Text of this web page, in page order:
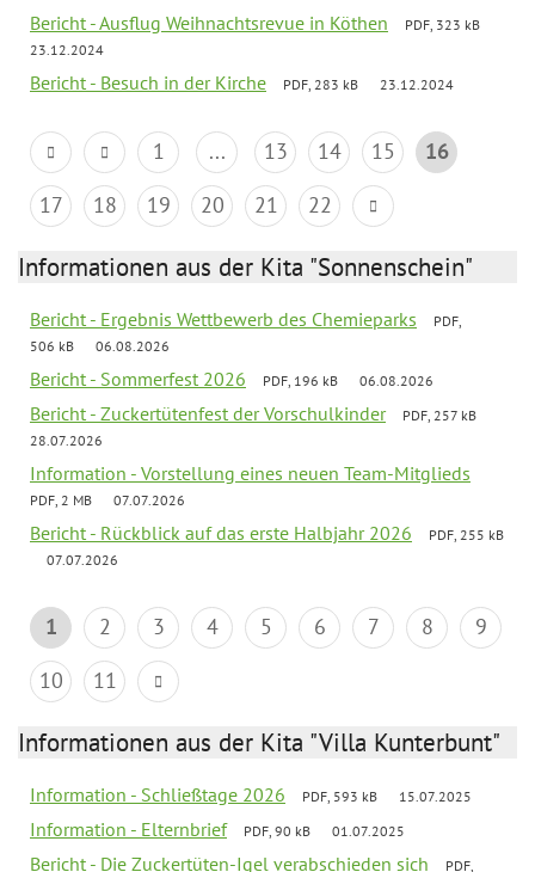
Bericht - Ausflug Weihnachtsrevue in Köthen
PDF, 323 kB
23.12.2024
Bericht - Besuch in der Kirche PDF, 283 kB 23.12.2024
1 ... 13 14 15
16
17
18 19 20 21 22
Informationen aus der Kita "Sonnenschein"
Bericht - Ergebnis Wettbewerb des Chemieparks
PDF,
506 kB
06.08.2026
Bericht - Sommerfest 2026 PDF, 196 kB 06.08.2026
Bericht - Zuckertütenfest der Vorschulkinder
PDF, 257 kB
28.07.2026
Information - Vorstellung eines neuen Team-Mitglieds
PDF, 2 MB 07.07.2026
Bericht - Rückblick auf das erste Halbjahr 2026
PDF, 255 kB
07.07.2026
1 2 3 4 5 6 7 8
9
10
11
Informationen aus der Kita "Villa Kunterbunt"
Information - Schließtage 2026 PDF, 593 kB 15.07.2025
Information - Elternbrief PDF, 90 kB 01.07.2025
Bericht - Die Zuckertüten-Igel verabschieden sich PDF,